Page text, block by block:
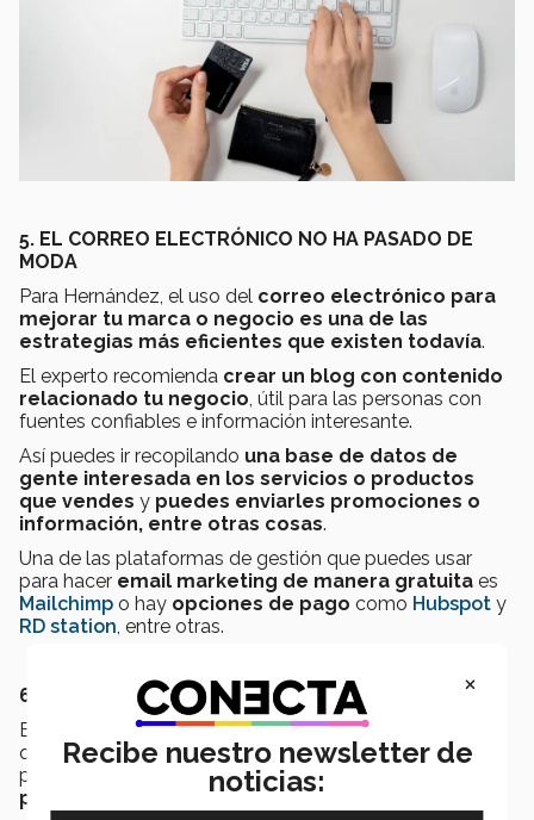
5. EL CORREO ELECTRÓNICO NO HA PASADO DE
MODA
Para Hernández, el uso del correo electrónico para
mejorar tu marca o negocio es una de las
estrategias más eficientes que existen todavía.
El experto recomienda crear un blog con contenido
relacionado tu negocio, útil para las personas con
fuentes confiables e información interesante.
Así puedes ir recopilando una base de datos de
gente interesada en los servicios o productos
que vendes y puedes enviarles promociones o
información, entre otras cosas.
Una de las plataformas de gestión que puedes usar
para hacer email marketing de manera gratuita es
Mailchimp o hay opciones de pago como Hubspot y
RD station, entre otras.
6. UTILIZA WHATSAPP BUSINESS
Esta aplicación funciona de manera similar al whatsapp
que usas para estar en contacto con familia y amigos,
pero con la diferencia de quepuedes dar atención
personalizada a tus clientes.
×
Recibe nuestro newsletter de
noticias: